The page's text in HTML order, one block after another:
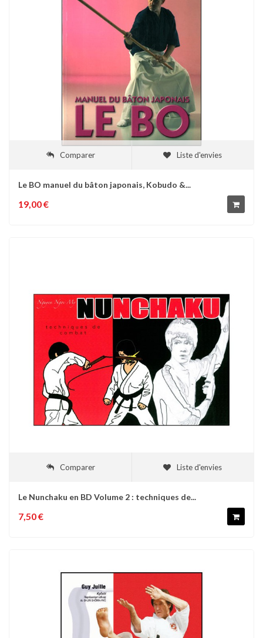
Comparer Liste d'envies
Le BO manuel du bâton japonais, Kobudo &...
19,00 €
Comparer Liste d'envies
Le Nunchaku en BD Volume 2 : techniques de...
7,50 €